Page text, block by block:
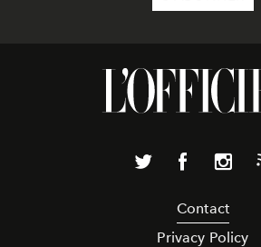
Contact
Privacy Policy